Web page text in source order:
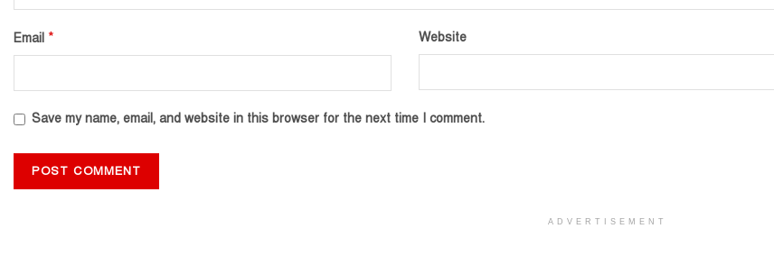
Email * Website
Save my name, email, and website in this browser for the next time I comment.
ADVERTISEMENT